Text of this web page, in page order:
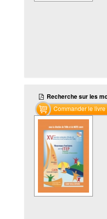
Commander le livre
Recherche sur les